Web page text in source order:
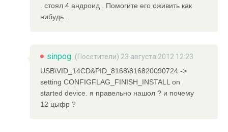
. стоял 4 андроид . Помогите его оживить как
нибудь ..
sinpog (Посетители) 23 августа 2012 12:23
USB\VID_14CD&PID_8168\816820090724 ->
setting CONFIGFLAG_FINISH_INSTALL on
started device. я правельно нашол ? и почему
12 цыфр ?